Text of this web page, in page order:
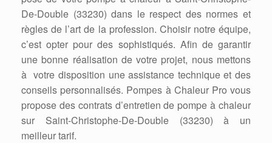
De-Double (33230) dans le respect des normes et
règles de l’art de la profession. Choisir notre équipe,
c’est opter pour des sophistiqués. Afin de garantir
une bonne réalisation de votre projet, nous mettons
à votre disposition une assistance technique et des
conseils personnalisés. Pompes à Chaleur Pro vous
propose des contrats d’entretien de pompe à chaleur
sur Saint-Christophe-De-Double (33230) à un
meilleur tarif.